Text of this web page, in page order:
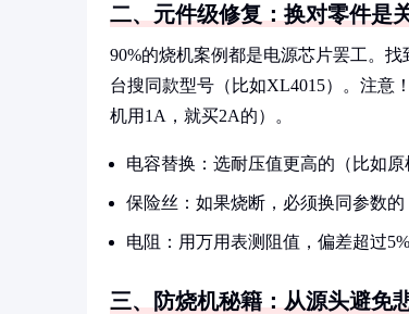
二、元件级修复：换对零件是
90%的烧机案例都是电源芯片罢工。
台搜同款型号（比如XL4015）。注意
机用1A，就买2A的）。
电容替换：选耐压值更高的（比如原
保险丝：如果烧断，必须换同参数的
电阻：用万用表测阻值，偏差超过
三、防烧机秘籍：从源头避免